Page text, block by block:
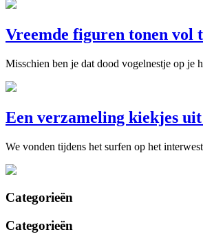
Vreemde figuren tonen vol
Misschien ben je dat dood vogelnestje op je
Een verzameling kiekjes
We vonden tijdens het surfen op het
Categorieën
Categorieën